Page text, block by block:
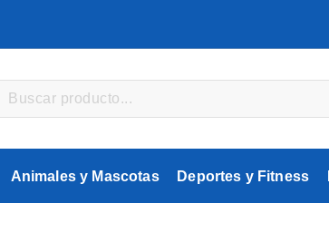
Animales y Mascotas Deportes y Fitness